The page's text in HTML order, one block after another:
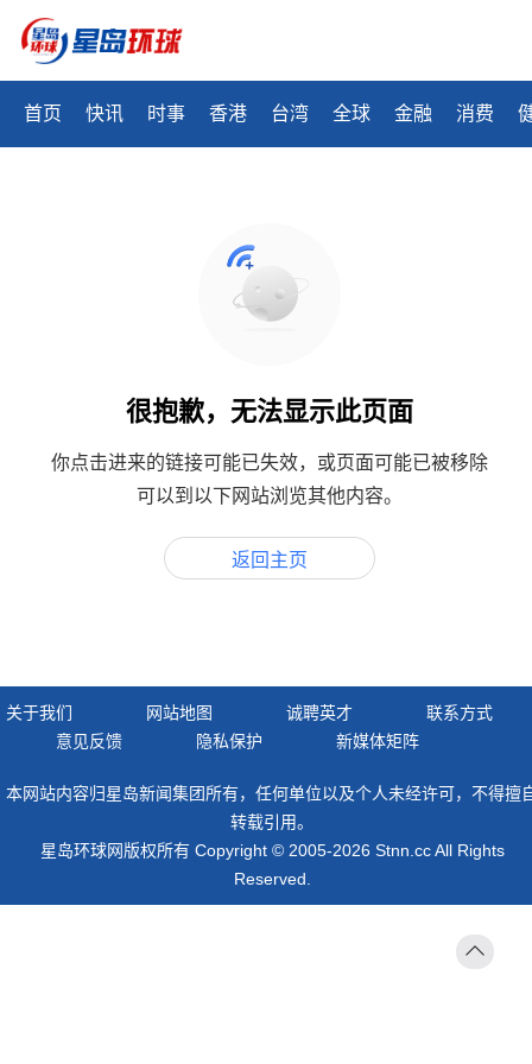
首页 快讯 时事 香港 台湾 全球 金融 消费
很抱歉，无法显示此页面
你点击进来的链接可能已失效，或页面可能已被移除
可以到以下网站浏览其他内容。
返回主页
关于我们 网站地图 诚聘英才
联系方式
意见反馈
隐私保护 新媒体矩阵
本网站内容归星岛新闻集团所有，任何单位以及个人未经许可，不得擅
转载引用。
星岛环球网版权所有 Copyright © 2005-2026 Stnn.cc All Rights
Reserved.